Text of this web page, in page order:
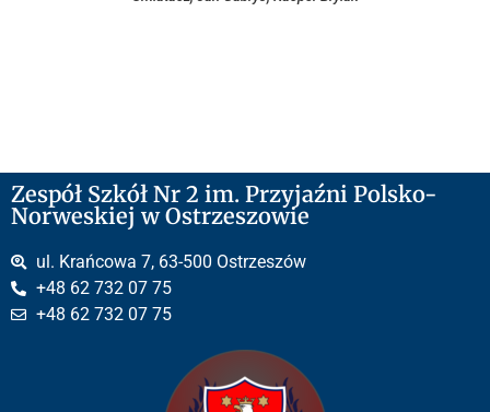
Zespół Szkół Nr 2 im. Przyjaźni Polsko-
Norweskiej w Ostrzeszowie
ul. Krańcowa 7, 63-500 Ostrzeszów
+48 62 732 07 75
+48 62 732 07 75